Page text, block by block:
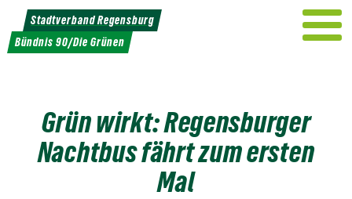
Weiter
zum
Inhalt
Stadtverband Regensburg
Bündnis 90/Die Grünen
Grün wirkt: Regensburger
Nachtbus fährt zum ersten
Mal